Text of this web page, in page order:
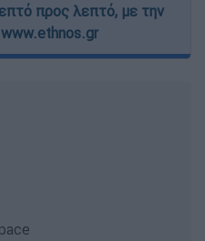
προς λεπτό, με την